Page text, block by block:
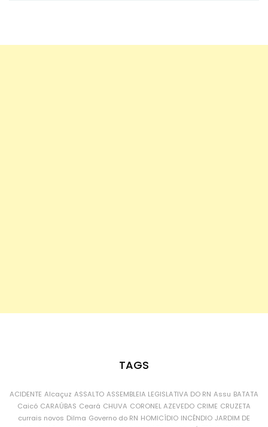
TAGS
ACIDENTE Alcaçuz ASSALTO ASSEMBLEIA LEGISLATIVA DO RN Assu BATATA
Caicó CARAÚBAS Ceará CHUVA CORONEL AZEVEDO CRIME CRUZETA
currais novos Dilma Governo do RN HOMICÍDIO INCÊNDIO JARDIM DE